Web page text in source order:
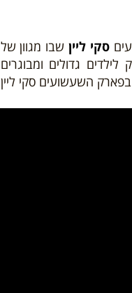
סקי לייןשבו מגוון של
גדולים ומבוגרים
השעשועים סקי ליין